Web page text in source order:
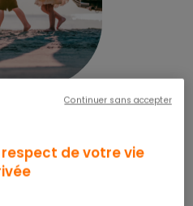
de votre vie
Continuer sans accepter